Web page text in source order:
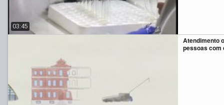
03:45
Atendimento
pessoas com